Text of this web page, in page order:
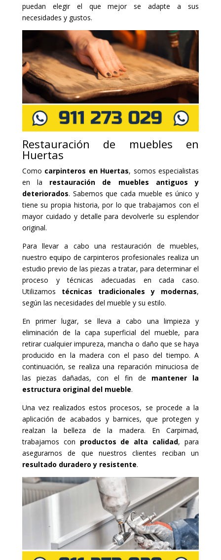
puedan elegir el que mejor se adapte a sus
necesidades y gustos.
Restauración de muebles en
Huertas
Como carpinteros en Huertas, somos especialistas
en la restauración de muebles antiguos y
deteriorados. Sabemos que cada mueble es único y
tiene su propia historia, por lo que trabajamos con el
mayor cuidado y detalle para devolverle su esplendor
original.
Para llevar a cabo una restauración de muebles,
nuestro equipo de carpinteros profesionales realiza un
estudio previo de las piezas a tratar, para determinar el
proceso y técnicas adecuadas en cada caso.
Utilizamos técnicas tradicionales y modernas,
según las necesidades del mueble y su estilo.
En primer lugar, se lleva a cabo una limpieza y
eliminación de la capa superficial del mueble, para
retirar cualquier impureza, mancha o daño que se haya
producido en la madera con el paso del tiempo. A
continuación, se realiza una reparación minuciosa de
las piezas dañadas, con el fin de mantener la
estructura original del mueble.
Una vez realizados estos procesos, se procede a la
aplicación de acabados y barnices, que protegen y
realzan la belleza de la madera. En Carpimad,
trabajamos con productos de alta calidad, para
asegurarnos de que nuestros clientes reciban un
resultado duradero y resistente.